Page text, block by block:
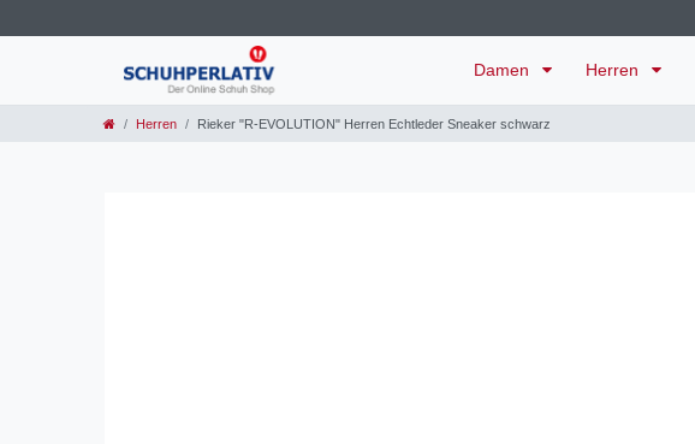
Damen Herren
Herren Rieker "R-EVOLUTION" Herren Echtleder Sneaker schwarz